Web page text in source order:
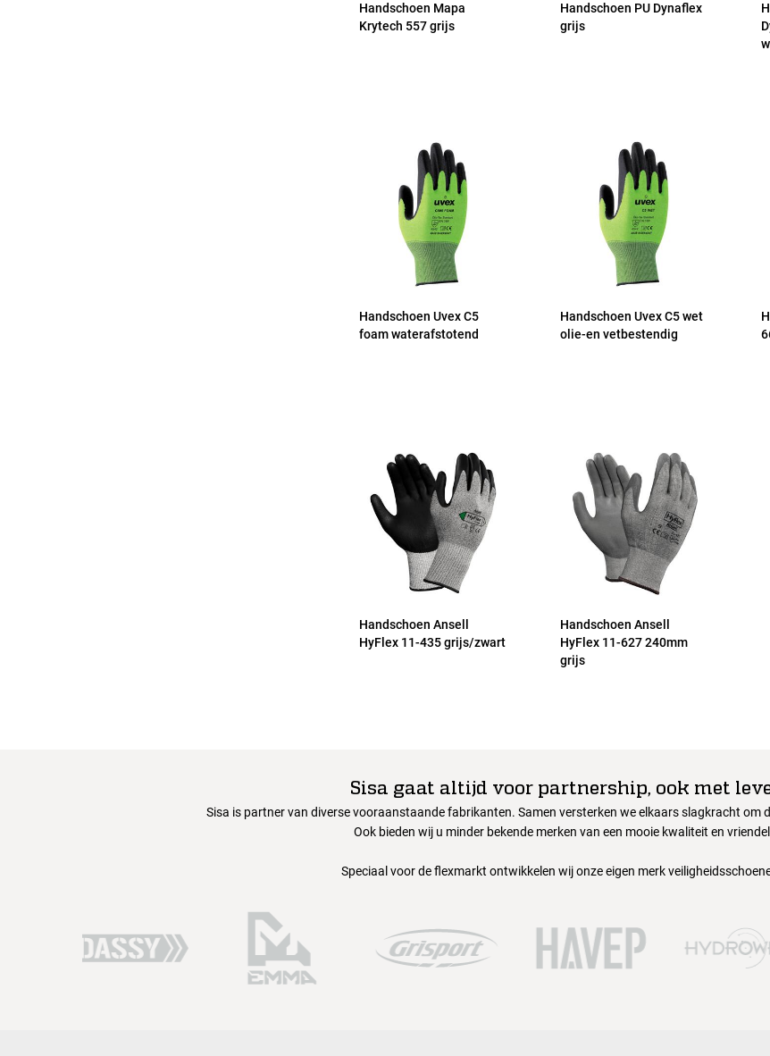
Handschoen Mapa
Krytech 557 grijs
Handschoen PU Dynaflex
grijs
Handschoen Uvex C5
foam waterafstotend
Handschoen Uvex C5 wet
olie-en vetbestendig
Handschoen Ansell
HyFlex 11-435 grijs/zwart
Handschoen Ansell
HyFlex 11-627 240mm
grijs
Sisa gaat altijd voor partnership, ook met
Sisa is partner van diverse vooraanstaande fabrikanten. Samen versterken we elkaars slagkracht om
Ook bieden wij u minder bekende merken van een mooie kwaliteit en
Speciaal voor de flexmarkt ontwikkelen wij onze eigen merk